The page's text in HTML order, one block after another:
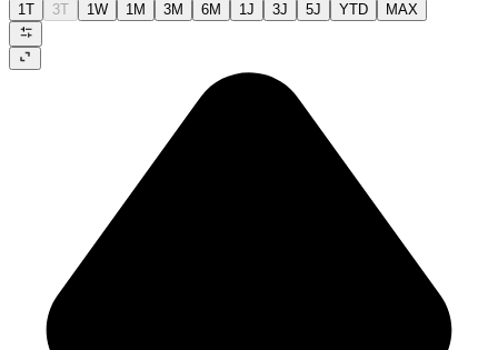
1T 3T 1W 1M 3M 6M 1J 3J 5J YTD MAX